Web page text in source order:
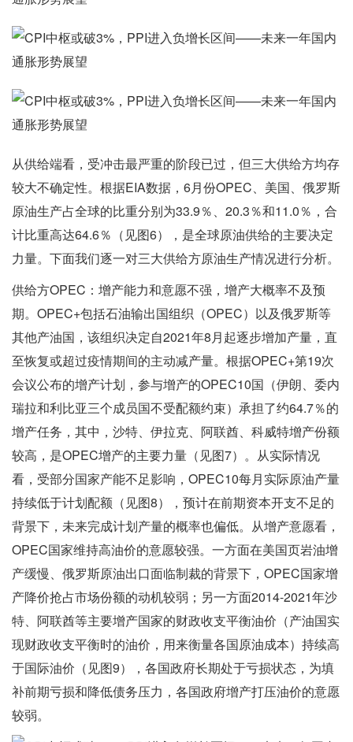
从供给端看，受冲击最严重的阶段已过，但三大供给方均存
较大不确定性。根据EIA数据，6月份OPEC、美国、俄罗斯
原油生产占全球的比重分别为33.9％、20.3％和11.0％，合
计比重高达64.6％（见图6），是全球原油供给的主要决定
力量。下面我们逐一对三大供给方原油生产情况进行分析。
供给方OPEC：增产能力和意愿不强，增产大概率不及预
期。OPEC+包括石油输出国组织（OPEC）以及俄罗斯等
其他产油国，该组织决定自2021年8月起逐步增加产量，直
至恢复或超过疫情期间的主动减产量。根据OPEC+第19次
会议公布的增产计划，参与增产的OPEC10国（伊朗、委内
瑞拉和利比亚三个成员国不受配额约束）承担了约64.7％的
增产任务，其中，沙特、伊拉克、阿联酋、科威特增产份额
较高，是OPEC增产的主要力量（见图7）。从实际情况
看，受部分国家产能不足影响，OPEC10每月实际原油产量
持续低于计划配额（见图8），预计在前期资本开支不足的
背景下，未来完成计划产量的概率也偏低。从增产意愿看，
OPEC国家维持高油价的意愿较强。一方面在美国页岩油增
产缓慢、俄罗斯原油出口面临制裁的背景下，OPEC国家增
产降价抢占市场份额的动机较弱；另一方面2014-2021年沙
特、阿联酋等主要增产国家的财政收支平衡油价（产油国实
现财政收支平衡时的油价，用来衡量各国原油成本）持续高
于国际油价（见图9），各国政府长期处于亏损状态，为填
补前期亏损和降低债务压力，各国政府增产打压油价的意愿
较弱。